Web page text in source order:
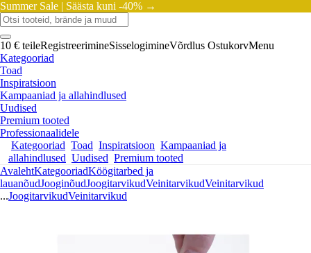
Summer Sale | Säästa kuni -40% →
10 € teileRegistreerimineSisselogimineVõrdlus OstukorvMenu
Kategooriad
Toad
Inspiratsioon
Kampaaniad ja allahindlused
Uudised
Premium tooted
Professionaalidele
Kategooriad Toad Inspiratsioon Kampaaniad ja
allahindlused Uudised Premium tooted
AvalehtKategooriadKöögitarbed ja
lauanõudJooginõudJoogitarvikudVeinitarvikudVeinitarvikud
...JoogitarvikudVeinitarvikud